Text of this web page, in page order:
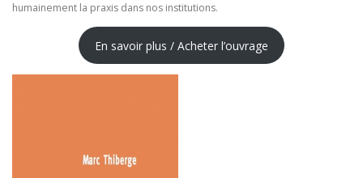
humainement la praxis dans nos institutions.
En savoir plus / Acheter l’ouvrage